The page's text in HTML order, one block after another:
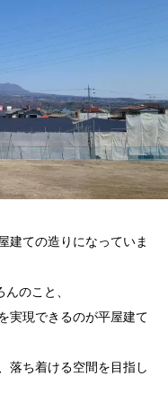
建ての造りになっていま
のこと、
実現できるのが平屋建て
落ち着ける空間を目指し